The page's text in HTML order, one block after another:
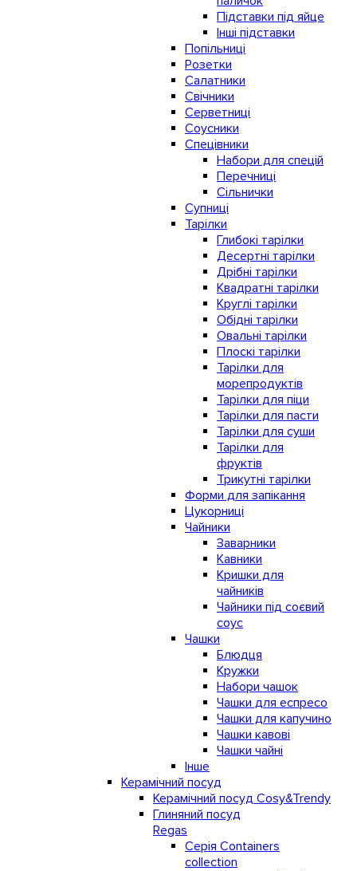
Підставки під яйце
Інші підставки
Попільниці
Розетки
Салатники
Свічники
Серветниці
Соусники
Спецівники
Набори для спецій
Перечниці
Сільнички
Супниці
Тарілки
Глибокі тарілки
Десертні тарілки
Дрібні тарілки
Квадратні тарілки
Круглі тарілки
Обідні тарілки
Овальні тарілки
Плоскі тарілки
Тарілки для
морепродуктів
Тарілки для піци
Тарілки для пасти
Тарілки для суши
Тарілки для
фруктів
Трикутні тарілки
Форми для запікання
Цукорниці
Чайники
Заварники
Кавники
Кришки для
чайників
Чайники під соєвий
соус
Чашки
Блюдця
Кружки
Набори чашок
Чашки для еспресо
Чашки для капучино
Чашки кавові
Чашки чайні
Інше
Керамічний посуд
Керамічний посуд Cosy&Trendy
Глиняний посуд
Regas
Серія Containers
collection